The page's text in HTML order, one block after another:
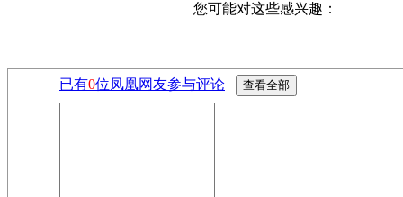
您可能对这些感兴趣：
已有0位凤凰网友参与评论